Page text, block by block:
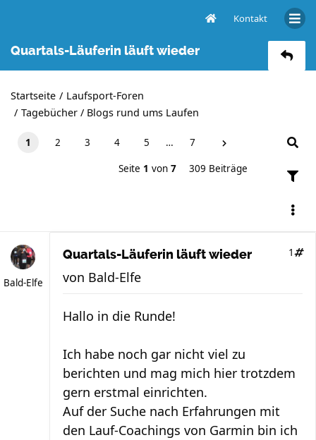
Kontakt
Quartals-Läuferin läuft wieder
Startseite
Laufsport-Foren
Tagebücher / Blogs rund ums Laufen
1 2 3 4 5 … 7
Seite 1 von 7 309 Beiträge
Bald-Elfe
Quartals-Läuferin läuft wieder 1
von Bald-Elfe
Hallo in die Runde!
Ich habe noch gar nicht viel zu
berichten und mag mich hier trotzdem
gern erstmal einrichten.
Auf der Suche nach Erfahrungen mit
den Lauf-Coachings von Garmin bin ich